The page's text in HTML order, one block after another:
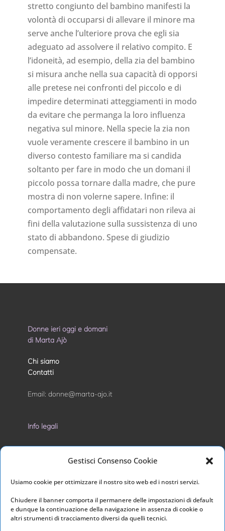
Gestisci Consenso Cookie
Usiamo cookie per ottimizzare il nostro sito web ed i nostri servizi.
Chiudere il banner comporta il permanere delle impostazioni di default
e dunque la continuazione della navigazione in assenza di cookie o
altri strumenti di tracciamento diversi da quelli tecnici.
stretto congiunto del bambino manifesti la
volontà di occuparsi di allevare il minore ma
serve anche l’ulteriore prova che egli sia
adeguato ad assolvere il relativo compito. E
l’idoneità, ad esempio, della zia del bambino
si misura anche nella sua capacità di opporsi
alle pretese nei confronti del piccolo e di
impedire determinati atteggiamenti in modo
da evitare che permanga la loro influenza
negativa sul minore. Nella specie la zia non
vuole veramente crescere il bambino in un
diverso contesto familiare ma si candida
soltanto per fare in modo che un domani il
piccolo possa tornare dalla madre, che pure
mostra di non volerne sapere. Infine: il
comportamento degli affidatari non rileva ai
fini della valutazione sulla sussistenza di uno
stato di abbandono. Spese di giudizio
compensate.
Donne ieri oggi e domani
di Marta Ajò
Chi siamo
Contatti
Email: donne@marta-ajo.it
Info legali
Privacy Policy
Cookie Policy